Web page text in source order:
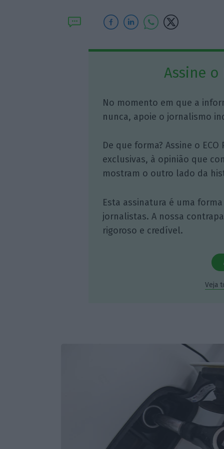
Assine o
No momento em que a
nunca, apoie o jornalismo
De que forma? Assine o
exclusivas, à opinião que
mostram o outro lado da
Esta assinatura é uma
jornalistas. A nossa
rigoroso e credível.
Veja